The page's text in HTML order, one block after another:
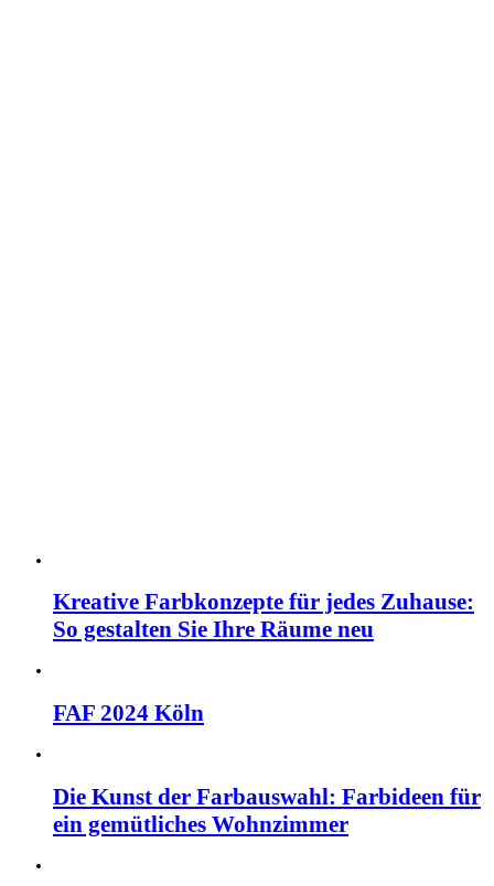
Kreative Farbkonzepte für jedes Zuhause:
So gestalten Sie Ihre Räume neu
FAF 2024 Köln
Die Kunst der Farbauswahl: Farbideen für
ein gemütliches Wohnzimmer